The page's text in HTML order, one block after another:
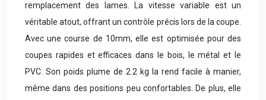
remplacement des lames. La vitesse variable est un
véritable atout, offrant un contrôle précis lors de la coupe.
Avec une course de 10mm, elle est optimisée pour des
coupes rapides et efficaces dans le bois, le métal et le
PVC. Son poids plume de 2.2 kg la rend facile à manier,
même dans des positions peu confortables. De plus, elle